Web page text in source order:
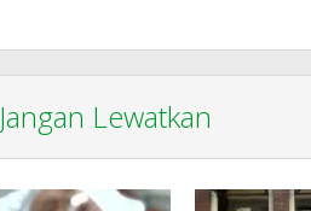
Jangan Lewatkan